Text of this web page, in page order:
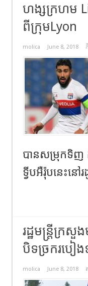
ហង្សក្រហម
ពីក្រុមLyon
molica June 8, 2018
បានសម្រុកទិញ កី
ទ្វីបអឺរ៉ុបនេះន
រដ្ឋមន្ត្រី​ក្រ
បិទ​ច្រករបៀ
molica June 8, 2018